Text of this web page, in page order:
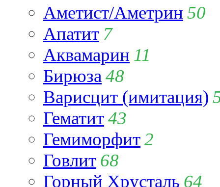
Аметист/Аметрин 50
Апатит 7
Аквамарин 11
Бирюза 48
Варисцит (имитация)
Гематит43
Гемиморфит2
Говлит 68
Горный Хрусталь 64